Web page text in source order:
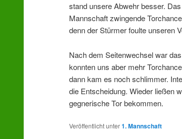
stand unsere Abwehr besser.
Mannschaft zwingende
denn der Stürmer foulte unseren
Nach dem Seitenwechsel war
konnten uns aber mehr
dann kam es noch schlimmer.
die Entscheidung. Wieder ließen
gegnerische Tor bekommen.
Veröffentlicht unter1. Mannschaft